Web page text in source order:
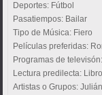
Deportes: Fútbol
Pasatiempos: Bailar
Tipo de Música: Fiero
Películas preferidas:
Programas de televisón:
Lectura predilecta:
Artistas o Grupos: